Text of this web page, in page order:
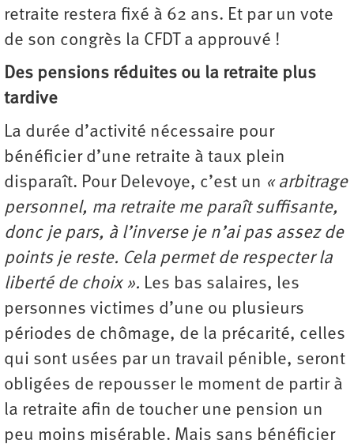
retraite restera fixé à 62 ans. Et par un vote
de son congrès la CFDT a approuvé !
Des pensions réduites ou la retraite plus
tardive
La durée d’activité nécessaire pour
bénéficier d’une retraite à taux plein
disparaît. Pour Delevoye, c’est un « arbitrage
personnel, ma retraite me paraît suffisante,
donc je pars, à l’inverse je n’ai pas assez de
points je reste. Cela permet de respecter la
liberté de choix ». Les bas salaires, les
personnes victimes d’une ou plusieurs
périodes de chômage, de la précarité, celles
qui sont usées par un travail pénible, seront
obligées de repousser le moment de partir à
la retraite afin de toucher une pension un
peu moins misérable. Mais sans bénéficier